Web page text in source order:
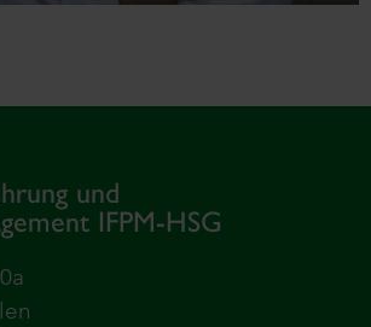
und
IFPM-HSG